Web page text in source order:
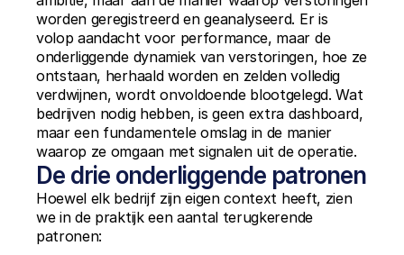
worden geregistreerd en geanalyseerd. Er is
volop aandacht voor performance, maar de
onderliggende dynamiek van verstoringen, hoe ze
ontstaan, herhaald worden en zelden volledig
verdwijnen, wordt onvoldoende blootgelegd. Wat
bedrijven nodig hebben, is geen extra dashboard,
maar een fundamentele omslag in de manier
waarop ze omgaan met signalen uit de operatie.
De drie onderliggende patronen
Hoewel elk bedrijf zijn eigen context heeft, zien
we in de praktijk een aantal terugkerende
patronen: